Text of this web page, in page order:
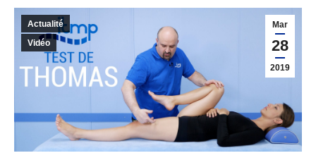
Mar
28
2019
Actualité
Vidéo